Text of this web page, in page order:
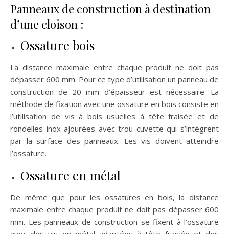
Panneaux de construction à destination
d’une cloison :
Ossature bois
La distance maximale entre chaque produit ne doit pas
dépasser 600 mm. Pour ce type d’utilisation un panneau de
construction de 20 mm d’épaisseur est nécessaire. La
méthode de fixation avec une ossature en bois consiste en
l’utilisation de vis à bois usuelles à tête fraisée et de
rondelles inox ajourées avec trou cuvette qui s’intègrent
par la surface des panneaux. Les vis doivent atteindre
l’ossature.
Ossature en métal
De même que pour les ossatures en bois, la distance
maximale entre chaque produit ne doit pas dépasser 600
mm. Les panneaux de construction se fixent à l’ossature